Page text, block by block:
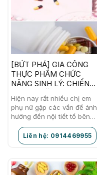
[BỨT PHÁ] GIA CÔNG
THỰC PHẨM CHỨC
NĂNG SINH LÝ: CHIẾN
LƯỢC CHĂM SÓC CƠ
THỂ HOÀN HẢO
Hiện nay rất nhiều chị em
phụ nữ gặp các vấn đề ảnh
hưởng đến nội tiết tố bên
trong cơ thể bởi chế độ ăn
uống không…
Liên hệ: 0914469955